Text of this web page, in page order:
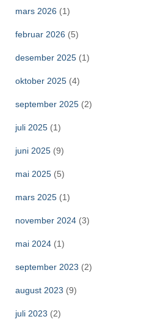
mars 2026 (1)
februar 2026 (5)
desember 2025 (1)
oktober 2025 (4)
september 2025 (2)
juli 2025 (1)
juni 2025 (9)
mai 2025 (5)
mars 2025 (1)
november 2024 (3)
mai 2024 (1)
september 2023 (2)
august 2023 (9)
juli 2023 (2)